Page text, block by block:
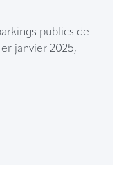
publics de
janvier 2025,